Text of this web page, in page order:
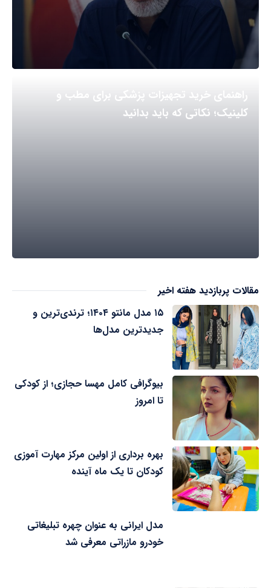
راهنمای خرید تجهیزات پزشکی برای مطب و
کلینیک؛ نکاتی که باید بدانید
مقالات پربازدید هفته اخیر
۱۵ مدل مانتو ۱۴۰۴؛ ترندی‌ترین و
جدیدترین مدل‌ها
بیوگرافی کامل مهسا حجازی؛ از کودکی
تا امروز
بهره برداری از اولین مرکز مهارت آموزی
کودکان تا یک ماه آینده
مدل ایرانی به عنوان چهره تبلیغاتی
خودرو مازراتی معرفی شد